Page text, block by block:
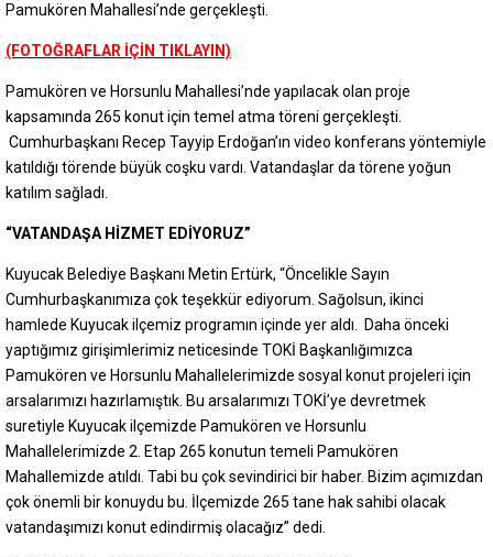
Pamukören Mahallesi’nde gerçekleşti.
(FOTOĞRAFLAR İÇİN TIKLAYIN)
Pamukören ve Horsunlu Mahallesi’nde yapılacak olan proje
kapsamında 265 konut için temel atma töreni gerçekleşti.
Cumhurbaşkanı Recep Tayyip Erdoğan’ın video konferans yöntemiyle
katıldığı törende büyük coşku vardı. Vatandaşlar da törene yoğun
katılım sağladı.
“VATANDAŞA HİZMET EDİYORUZ”
Kuyucak Belediye Başkanı Metin Ertürk, “Öncelikle Sayın
Cumhurbaşkanımıza çok teşekkür ediyorum. Sağolsun, ikinci
hamlede Kuyucak ilçemiz programın içinde yer aldı. Daha önceki
yaptığımız girişimlerimiz neticesinde TOKİ Başkanlığımızca
Pamukören ve Horsunlu Mahallelerimizde sosyal konut projeleri için
arsalarımızı hazırlamıştık. Bu arsalarımızı TOKİ’ye devretmek
suretiyle Kuyucak ilçemizde Pamukören ve Horsunlu
Mahallelerimizde 2. Etap 265 konutun temeli Pamukören
Mahallemizde atıldı. Tabi bu çok sevindirici bir haber. Bizim açımızdan
çok önemli bir konuydu bu. İlçemizde 265 tane hak sahibi olacak
vatandaşımızı konut edindirmiş olacağız” dedi.